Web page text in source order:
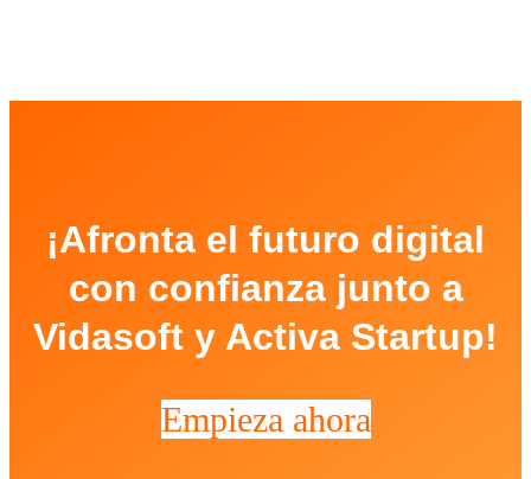
¡Afronta el futuro digital
con confianza junto a
Vidasoft y Activa Startup!
Empieza ahora